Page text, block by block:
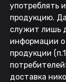
употреблять
продукцию.
служит лишь
информации о
продукции
доставка